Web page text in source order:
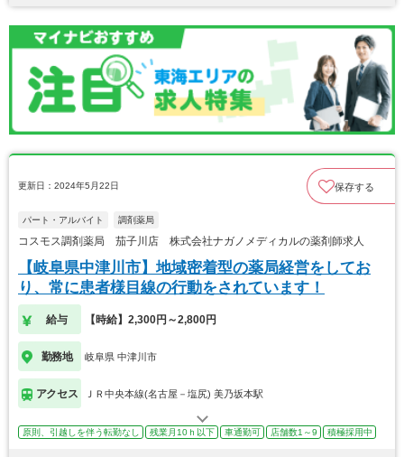
更新日：2024年5月22日 保存する
パート・アルバイト 調剤薬局
コスモス調剤薬局 茄子川店 株式会社ナガノメディカルの薬剤師求人
【岐阜県中津川市】地域密着型の薬局経営をしてお
り、常に患者様目線の行動をされています！
給与 【時給】2,300円～2,800円
勤務地 岐阜県 中津川市
アクセス ＪＲ中央本線(名古屋－塩尻) 美乃坂本駅
原則、引越しを伴う転勤なし 残業月10ｈ以下 車通勤可 店舗数1～9 積極採用中